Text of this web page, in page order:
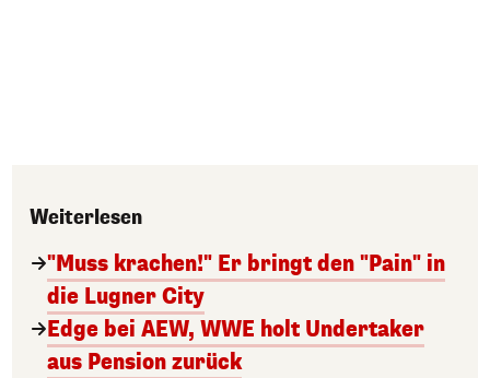
Weiterlesen
"Muss krachen!" Er bringt den "Pain" in
die Lugner City
Edge bei AEW, WWE holt Undertaker
aus Pension zurück